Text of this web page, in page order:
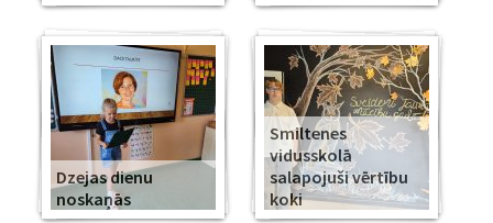
Dzejas dienu
noskaņās
Smiltenes
vidusskolā
salapojuši vērtību
koki